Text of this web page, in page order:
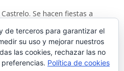
Se hacen fiestas a
de Alberto Castrelo. Se
de terceros para garantizar el
su uso y mejorar nuestros
las cookies, rechazar las no
Política de cookies